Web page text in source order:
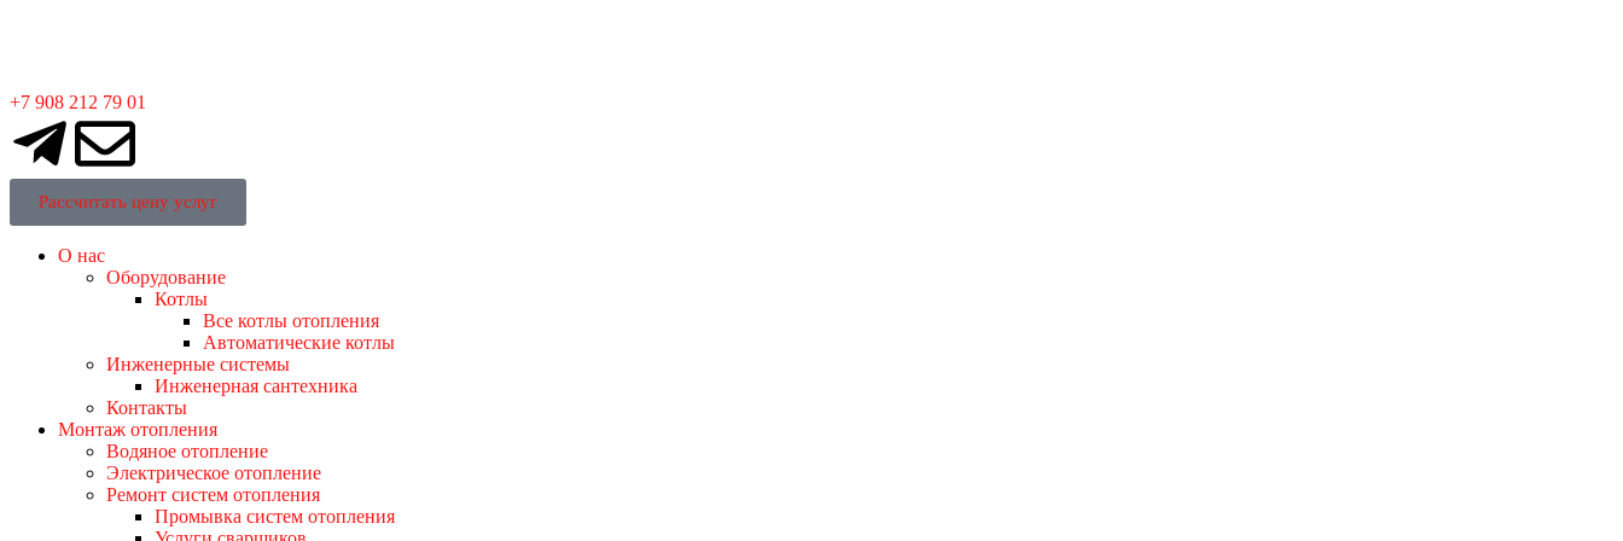
+7 908 212 79 01
Рассчитать цену услуг
О нас
Оборудование
Котлы
Все котлы отопления
Автоматические котлы
Инженерные системы
Инженерная сантехника
Контакты
Монтаж отопления
Водяное отопление
Электрическое отопление
Ремонт систем отопления
Промывка систем отопления